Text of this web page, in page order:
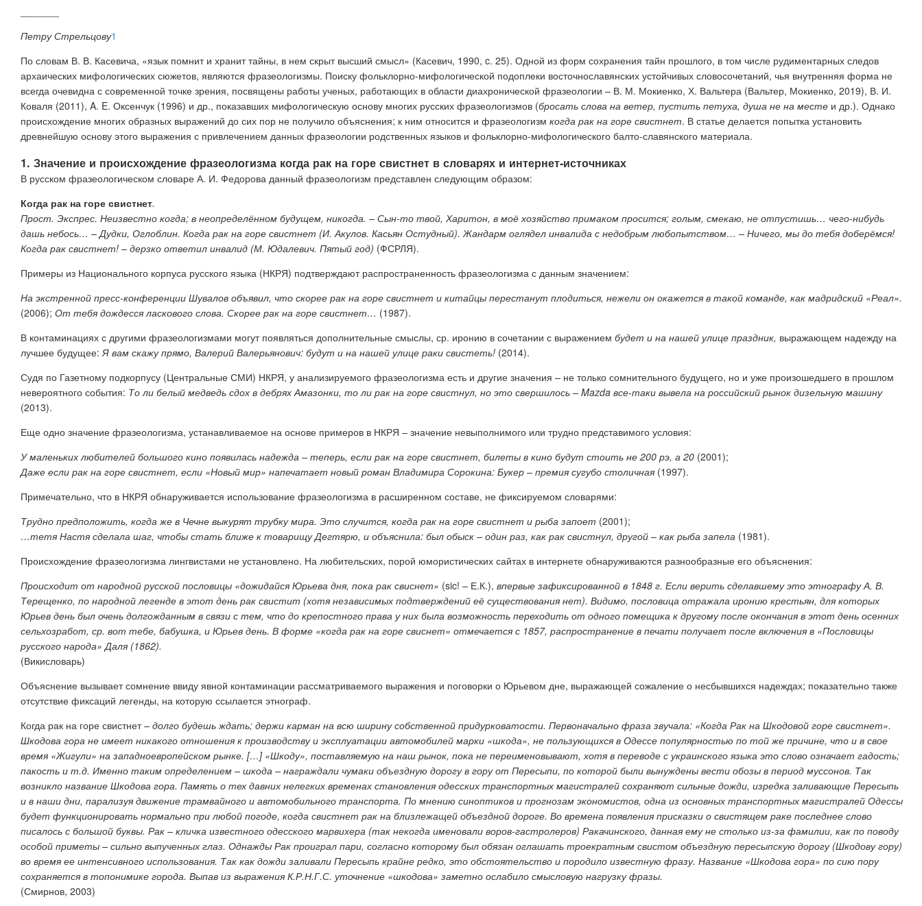
Петру Стрельцову1
По словам В. В. Касевича, «язык помнит и хранит тайны, в нем скрыт высший смысл» (Касевич, 1990, c. 25). Одной из форм сохранения тайн прошлого, в том числе рудиментарных следов
архаических мифологических сюжетов, являются фразеологизмы. Поиску фольклорно-мифологической подоплеки восточнославянских устойчивых словосочетаний, чья внутренняя форма не
всегда очевидна с современной точке зрения, посвящены работы ученых, работающих в области диахронической фразеологии – В. М. Мокиенко, Х. Вальтера (Вальтер, Мокиенко, 2019), В. И.
Коваля (2011), A. E. Оксенчук (1996) и др., показавших мифологическую основу многих русских фразеологизмов (бросать слова на ветер, пустить петуха, душа не на месте и др.). Однако
происхождение многих образных выражений до сих пор не получило объяснения; к ним относится и фразеологизм когда рак на горе свистнет. В статье делается попытка установить
древнейшую основу этого выражения с привлечением данных фразеологии родственных языков и фольклорно-мифологического балто-славянского материала.
1. Значение и происхождение фразеологизма когда рак на горе свистнет в словарях и интернет-источниках
В русском фразеологическом словаре А. И. Федорова данный фразеологизм представлен следующим образом:
Когда рак на горе свистнет.
Прост. Экспрес. Неизвестно когда; в неопределённом будущем, никогда. – Сын-то твой, Харитон, в моё хозяйство примаком просится; голым, смекаю, не отпустишь… чего-нибудь
дашь небось… – Дудки, Оглоблин. Когда рак на горе свистнет (И. Акулов. Касьян Остудный). Жандарм оглядел инвалида с недобрым любопытством… – Ничего, мы до тебя доберёмся!
Когда рак свистнет! – дерзко ответил инвалид (М. Юдалевич. Пятый год) (ФСРЛЯ).
Примеры из Национального корпуса русского языка (НКРЯ) подтверждают распространенность фразеологизма с данным значением:
На экстренной пресс-конференции Шувалов объявил, что скорее рак на горе свистнет и китайцы перестанут плодиться, нежели он окажется в такой команде, как мадридский «Реал».
(2006); От тебя дождесся ласкового слова. Скорее рак на горе свистнет… (1987).
В контаминациях с другими фразеологизмами могут появляться дополнительные смыслы, ср. иронию в сочетании с выражением будет и на нашей улице праздник, выражающем надежду на
лучшее будущее: Я вам скажу прямо, Валерий Валерьянович: будут и на нашей улице раки свистеть! (2014).
Судя по Газетному подкорпусу (Центральные СМИ) НКРЯ, у анализируемого фразеологизма есть и другие значения – не только сомнительного будущего, но и уже произошедшего в прошлом
невероятного события: То ли белый медведь сдох в дебрях Амазонки, то ли рак на горе свистнул, но это свершилось – Mazda все-таки вывела на российский рынок дизельную машину
(2013).
Еще одно значение фразеологизма, устанавливаемое на основе примеров в НКРЯ – значение невыполнимого или трудно представимого условия:
У маленьких любителей большого кино появилась надежда – теперь, если рак на горе свистнет, билеты в кино будут стоить не 200 рэ, а 20 (2001);
Даже если рак на горе свистнет, если «Новый мир» напечатает новый роман Владимира Сорокина: Букер – премия сугубо столичная (1997).
Примечательно, что в НКРЯ обнаруживается использование фразеологизма в расширенном составе, не фиксируемом словарями:
Трудно предположить, когда же в Чечне выкурят трубку мира. Это случится, когда рак на горе свистнет и рыба запоет (2001);
…тетя Настя сделала шаг, чтобы стать ближе к товарищу Дегтярю, и объяснила: был обыск – один раз, как рак свистнул, другой – как рыба запела (1981).
Происхождение фразеологизма лингвистами не установлено. На любительских, порой юмористических сайтах в интернете обнаруживаются разнообразные его объяснения:
Происходит от народной русской пословицы «дожидайся Юрьева дня, пока рак свиснет» (sic! – Е.К.), впервые зафиксированной в 1848 г. Если верить сделавшему это этнографу А. В.
Терещенко, по народной легенде в этот день рак свистит (хотя независимых подтверждений её существования нет). Видимо, пословица отражала иронию крестьян, для которых
Юрьев день был очень долгожданным в связи с тем, что до крепостного права у них была возможность переходить от одного помещика к другому после окончания в этот день осенних
сельхозработ, ср. вот тебе, бабушка, и Юрьев день. В форме «когда рак на горе свиснет» отмечается с 1857, распространение в печати получает после включения в «Пословицы
русского народа» Даля (1862).
(Викисловарь)
Объяснение вызывает сомнение ввиду явной контаминации рассматриваемого выражения и поговорки о Юрьевом дне, выражающей сожаление о несбывшихся надеждах; показательно также
отсутствие фиксаций легенды, на которую ссылается этнограф.
Когда рак на горе свистнет– долго будешь ждать; держи карман на всю ширину собственной придурковатости. Первоначально фраза звучала: «Когда Рак на Шкодовой горе свистнет».
Шкодова гора не имеет никакого отношения к производству и эксплуатации автомобилей марки «шкода», не пользующихся в Одессе популярностью по той же причине, что и в свое
время «Жигули» на западноевропейском рынке. […] «Шкоду», поставляемую на наш рынок, пока не переименовывают, хотя в переводе с украинского языка это слово означает гадость;
пакость и т.д. Именно таким определением – шкода – награждали чумаки объездную дорогу в гору от Пересыпи, по которой были вынуждены вести обозы в период муссонов. Так
возникло название Шкодова гора. Память о тех давних нелегких временах становления одесских транспортных магистралей сохраняют сильные дожди, изредка заливающие Пересыпь
и в наши дни, парализуя движение трамвайного и автомобильного транспорта. По мнению синоптиков и прогнозам экономистов, одна из основных транспортных магистралей Одессы
будет функционировать нормально при любой погоде, когда свистнет рак на близлежащей объездной дороге. Во времена появления присказки о свистящем раке последнее слово
писалось с большой буквы. Рак – кличка известного одесского марвихера (так некогда именовали воров-гастролеров) Ракачинского, данная ему не столько из-за фамилии, как по поводу
особой приметы – сильно выпученных глаз. Однажды Рак проиграл пари, согласно которому был обязан оглашать троекратным свистом объездную пересыпскую дорогу (Шкодову гору)
во время ее интенсивного использования. Так как дожди заливали Пересыпь крайне редко, это обстоятельство и породило известную фразу. Название «Шкодова гора» по сию пору
сохраняется в топонимике города. Выпав из выражения К.Р.Н.Г.С. уточнение «шкодова» заметно ослабило смысловую нагрузку фразы.
(Смирнов, 2003)